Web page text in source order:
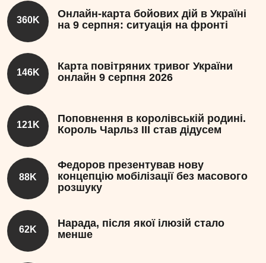
360K
Онлайн-карта бойових дій в Україні
на 9 серпня: ситуація на фронті
146K
Карта повітряних тривог України
онлайн 9 серпня 2026
121K
Поповнення в королівській родині.
Король Чарльз III став дідусем
88K
Федоров презентував нову
концепцію мобілізації без масового
розшуку
62K
Нарада, після якої ілюзій стало
менше